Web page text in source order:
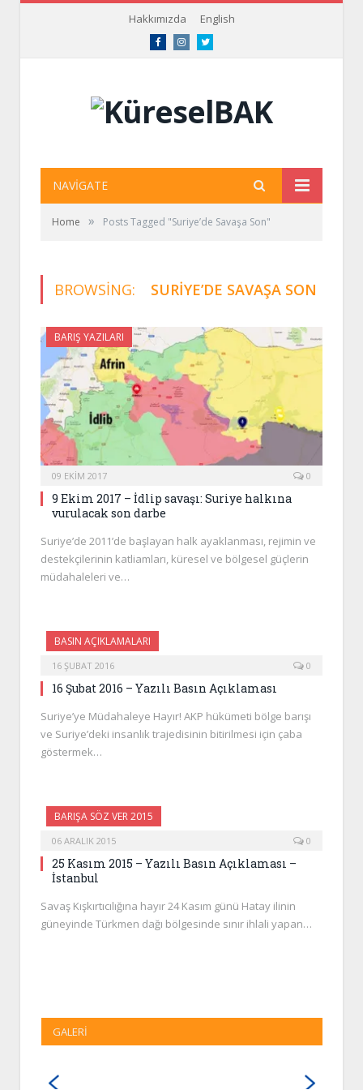
Hakkımızda English
FacebookInstagramTwitter
NAVIGATE
Home » Posts Tagged "Suriye’de Savaşa Son"
BROWSING: SURIYE’DE SAVAŞA SON
BARIŞ YAZILARI
09 EKIM 2017 0
9 Ekim 2017 – İdlip savaşı: Suriye halkına
vurulacak son darbe
Suriye’de 2011’de başlayan halk ayaklanması, rejimin ve
destekçilerinin katliamları, küresel ve bölgesel güçlerin
müdahaleleri ve…
BASIN AÇIKLAMALARI
16 ŞUBAT 2016 0
16 Şubat 2016 – Yazılı Basın Açıklaması
Suriye’ye Müdahaleye Hayır! AKP hükümeti bölge barışı
ve Suriye’deki insanlık trajedisinin bitirilmesi için çaba
göstermek…
BARIŞA SÖZ VER 2015
06 ARALIK 2015 0
25 Kasım 2015 – Yazılı Basın Açıklaması –
İstanbul
Savaş Kışkırtıcılığına hayır 24 Kasım günü Hatay ilinin
güneyinde Türkmen dağı bölgesinde sınır ihlali yapan…
GALERI